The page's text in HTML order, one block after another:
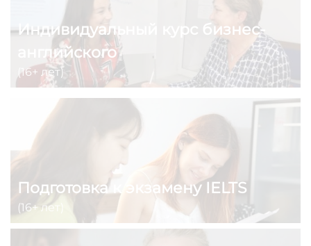
Индивидуальный курс бизнес-
английского
(16+ лет)
Подготовка к экзамену IELTS
(16+ лет)